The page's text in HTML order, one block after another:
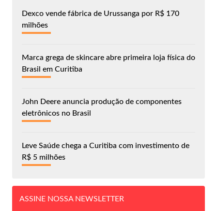
Dexco vende fábrica de Urussanga por R$ 170
milhões
Marca grega de skincare abre primeira loja física do
Brasil em Curitiba
John Deere anuncia produção de componentes
eletrônicos no Brasil
Leve Saúde chega a Curitiba com investimento de
R$ 5 milhões
ASSINE NOSSA NEWSLETTER